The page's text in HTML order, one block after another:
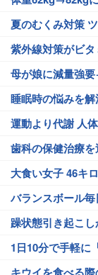
夏のむくみ対策
紫外線対策がビ
母が娘に減量強
睡眠時の悩みを
運動より代謝 人
歯科の保健治療を
大食い女子 46キ
バランスボール
躁状態引き起こ
1日10分で手軽に